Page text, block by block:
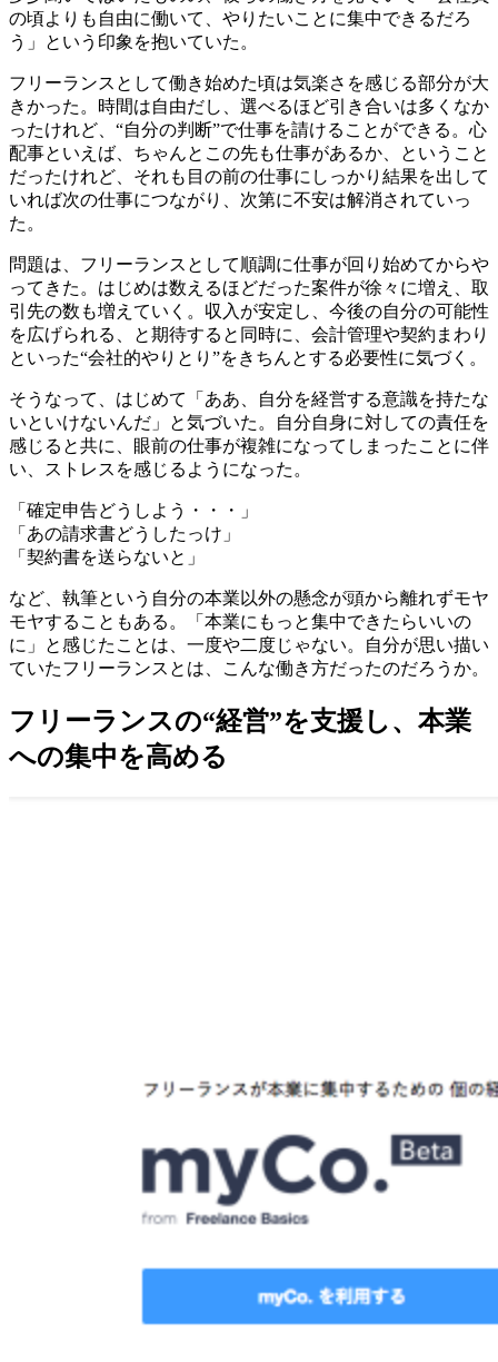
の頃よりも自由に働いて、やりたいことに集中できるだろ
う」という印象を抱いていた。
フリーランスとして働き始めた頃は気楽さを感じる部分が大
きかった。時間は自由だし、選べるほど引き合いは多くなか
ったけれど、“自分の判断”で仕事を請けることができる。心
配事といえば、ちゃんとこの先も仕事があるか、ということ
だったけれど、それも目の前の仕事にしっかり結果を出して
いれば次の仕事につながり、次第に不安は解消されていっ
た。
問題は、フリーランスとして順調に仕事が回り始めてからや
ってきた。はじめは数えるほどだった案件が徐々に増え、取
引先の数も増えていく。収入が安定し、今後の自分の可能性
を広げられる、と期待すると同時に、会計管理や契約まわり
といった“会社的やりとり”をきちんとする必要性に気づく。
そうなって、はじめて「ああ、自分を経営する意識を持たな
いといけないんだ」と気づいた。自分自身に対しての責任を
感じると共に、眼前の仕事が複雑になってしまったことに伴
い、ストレスを感じるようになった。
「確定申告どうしよう・・・」
「あの請求書どうしたっけ」
「契約書を送らないと」
など、執筆という自分の本業以外の懸念が頭から離れずモヤ
モヤすることもある。「本業にもっと集中できたらいいの
に」と感じたことは、一度や二度じゃない。自分が思い描い
ていたフリーランスとは、こんな働き方だったのだろうか。
フリーランスの“経営”を支援し、本業
への集中を高める